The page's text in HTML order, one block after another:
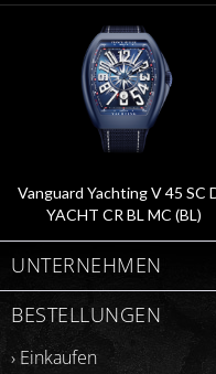
Vanguard Yachting V 45 SC
YACHT CR BL MC (BL)
UNTERNEHMEN
BESTELLUNGEN
› Einkaufen